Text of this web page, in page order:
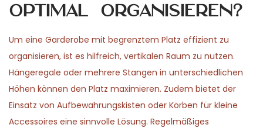
optimal organisieren?
Um eine Garderobe mit begrenztem Platz effizient zu
organisieren, ist es hilfreich, vertikalen Raum zu nutzen.
Hängeregale oder mehrere Stangen in unterschiedlichen
Höhen können den Platz maximieren. Zudem bietet der
Einsatz von Aufbewahrungskisten oder Körben für kleine
Accessoires eine sinnvolle Lösung. Regelmäßiges